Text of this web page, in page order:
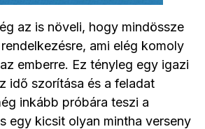
az is növeli, hogy mindössze
ami elég komoly
emberre. Ez tényleg egy igazi
idő szorítása és a feladat
inkább próbára teszi a
egy kicsit olyan mintha verseny